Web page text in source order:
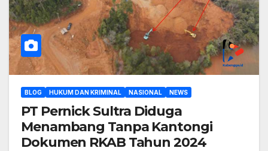
BLOG HUKUM DAN KRIMINAL NASIONAL NEWS
PT Pernick Sultra Diduga
Menambang Tanpa Kantongi
Dokumen RKAB Tahun 2024